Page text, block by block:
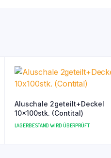
Aluschale 2geteilt+Deckel
10x100stk. (Contital)
LAGERBESTAND WIRD ÜBERPRÜFT